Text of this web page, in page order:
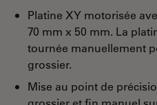
Platine XY motorisée
70 mm x 50 mm. La
tournée manuellement
grossier.
Mise au point de